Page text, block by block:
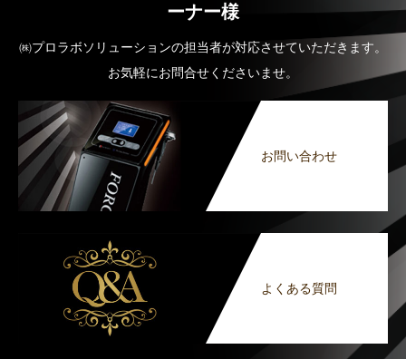
ーナー様
㈱プロラボソリューションの担当者が対応させていただきます。
お気軽にお問合せくださいませ。
お問い合わせ
よくある質問